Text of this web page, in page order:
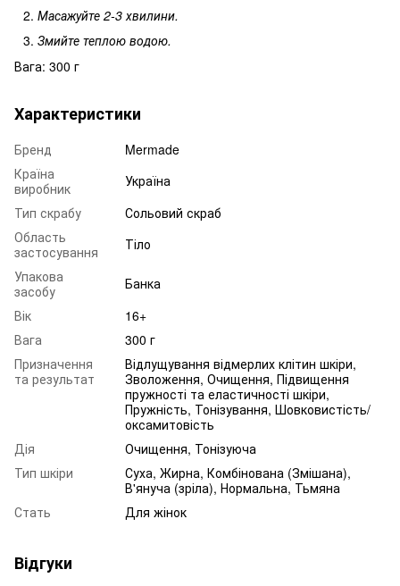
Масажуйте 2-3 хвилини.
Змийте теплою водою.
Вага: 300 г
Характеристики
Бренд
Mermade
Країна
виробник
Україна
Тип скрабу
Сольовий скраб
Область
застосування
Тіло
Упакова
засобу
Банка
Вік
16+
Вага
300 г
Призначення
та результат
Відлущування відмерлих клітин шкіри,
Зволоження, Очищення, Підвищення
пружності та еластичності шкіри,
Пружність, Тонізування, Шовковистість/
оксамитовість
Дія
Очищення, Тонізуюча
Тип шкіри
Суха, Жирна, Комбінована (Змішана),
В'януча (зріла), Нормальна, Тьмяна
Стать
Для жінок
Відгуки